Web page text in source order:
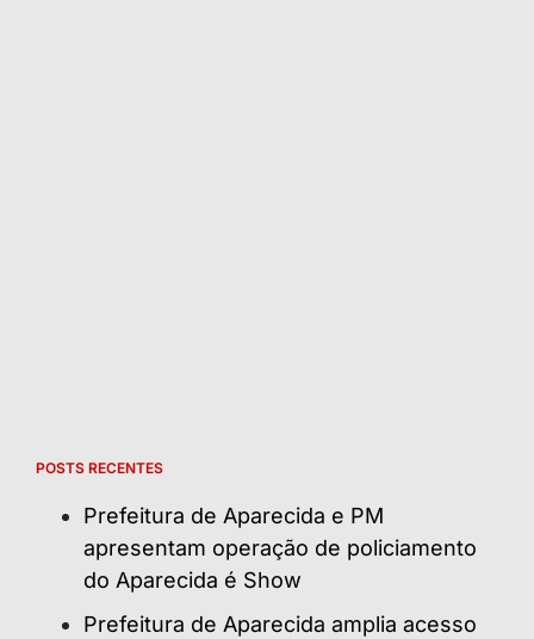
POSTS RECENTES
Prefeitura de Aparecida e PM
apresentam operação de policiamento
do Aparecida é Show
Prefeitura de Aparecida amplia acesso